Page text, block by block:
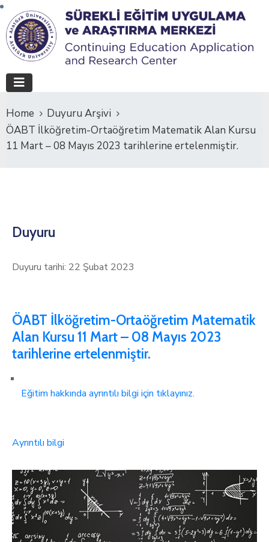
Home
Duyuru Arşivi
ÖABT İlköğretim-Ortaöğretim Matematik Alan Kursu
11 Mart – 08 Mayıs 2023 tarihlerine ertelenmiştir.
Duyuru
Duyuru tarihi: 22 Şubat 2023
ÖABT İlköğretim-Ortaöğretim Matematik
Alan Kursu 11 Mart – 08 Mayıs 2023
tarihlerine ertelenmiştir.
Eğitim hakkında ayrıntılı bilgi için tıklayınız.
Ayrıntılı bilgi